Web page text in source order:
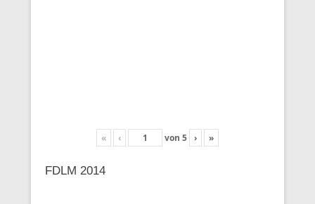
« ‹ von 5 › »
FDLM 2014